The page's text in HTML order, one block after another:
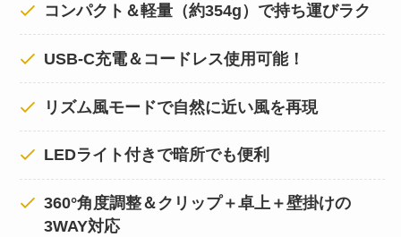
コンパクト＆軽量（約354g）で持ち運びラク
USB-C充電＆コードレス使用可能！
リズム風モードで自然に近い風を再現
LEDライト付きで暗所でも便利
360°角度調整＆クリップ＋卓上＋壁掛けの
3WAY対応